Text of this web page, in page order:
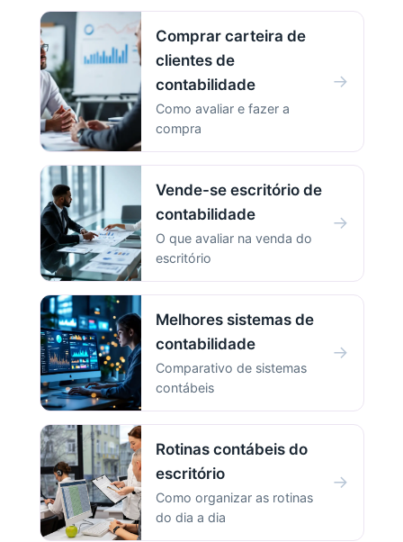
Comprar carteira de
clientes de
contabilidade
Como avaliar e fazer a
compra
→
Vende-se escritório de
contabilidade
O que avaliar na venda do
escritório
→
Melhores sistemas de
contabilidade
Comparativo de sistemas
contábeis
→
Rotinas contábeis do
escritório
Como organizar as rotinas
do dia a dia
→